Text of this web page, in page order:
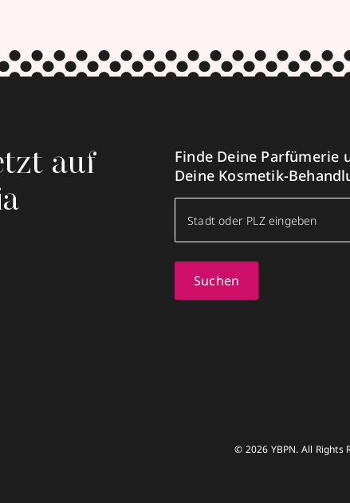
auf
Finde Deine Parfümerie
Deine Kosmetik-
Suchen
© 2026 YBPN. All Rights